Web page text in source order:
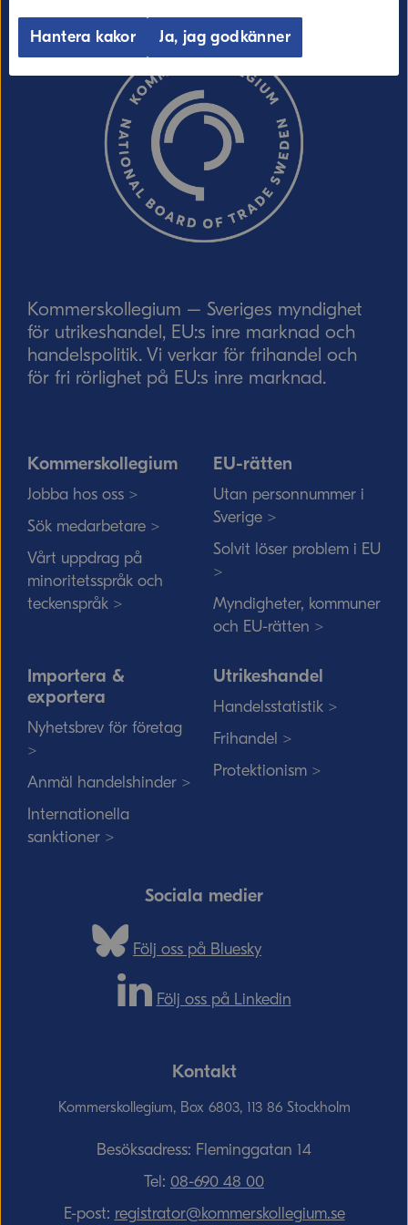
adressen om du vill ha svar från oss!)
Ordverifiering Uppdatera captcha
Kommerskollegium – Sveriges myndighet
för utrikeshandel, EU:s inre marknad och
handelspolitik. Vi verkar för frihandel och
för fri rörlighet på EU:s inre marknad.
Kommerskollegium
Jobba hos oss >
Sök medarbetare >
Vårt uppdrag på
minoritetsspråk och
teckenspråk >
EU-rätten
Utan personnummer i
Sverige >
Solvit löser problem i EU
>
Myndigheter, kommuner
och EU-rätten >
Importera &
exportera
Nyhetsbrev för företag
>
Anmäl handelshinder >
Internationella
sanktioner >
Utrikeshandel
Handelsstatistik >
Frihandel >
Protektionism >
Sociala medier
Följ oss på Bluesky
Följ oss på Linkedin
Kontakt
Kommerskollegium, Box 6803, 113 86 Stockholm
Besöksadress: Fleminggatan 14
Tel: 08-690­ 48­ 00
E-post: registrator@kommerskollegium.se
Hantera kakor Ja, jag godkänner